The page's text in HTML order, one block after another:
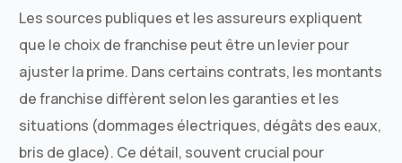
Les sources publiques et les assureurs expliquent
que le choix de franchise peut être un levier pour
ajuster la prime. Dans certains contrats, les montants
de franchise diffèrent selon les garanties et les
situations (dommages électriques, dégâts des eaux,
bris de glace). Ce détail, souvent crucial pour